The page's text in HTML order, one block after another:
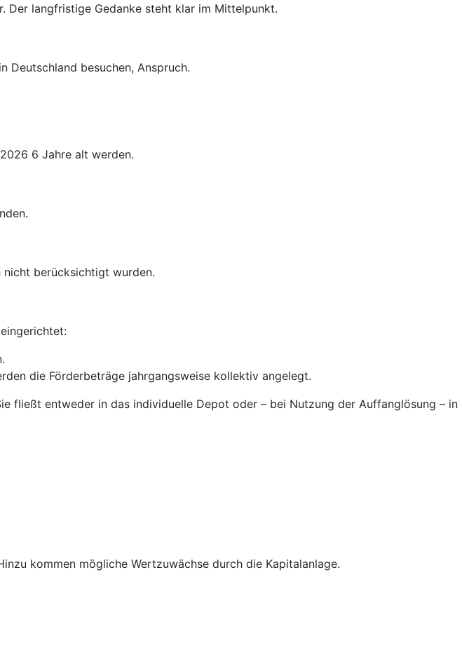
Der langfristige Gedanke steht klar im Mittelpunkt.
Deutschland besuchen, Anspruch.
6 Jahre alt werden.
berücksichtigt wurden.
die Förderbeträge jahrgangsweise kollektiv angelegt.
fließt entweder in das individuelle Depot oder – bei Nutzung der Auffanglösung – in
kommen mögliche Wertzuwächse durch die Kapitalanlage.